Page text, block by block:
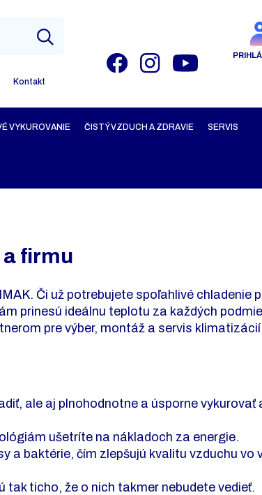
Kontakt
VYKUROVANIE ČISTÝ VZDUCH A ZDRAVIE SERVIS
firmu
Či už potrebujete spoľahlivé chladenie
prinesú ideálnu teplotu za každých
pre výber, montáž a servis
ale aj plnohodnotne a úsporne vykurovať
ušetríte na nákladoch za energie.
a baktérie, čím zlepšujú kvalitu vzduchu vo
ticho, že o nich takmer nebudete vedieť.